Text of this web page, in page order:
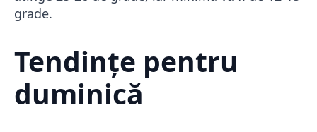
grade.
Tendințe pentru
duminică